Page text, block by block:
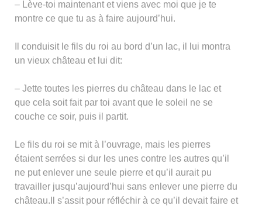
– Lève-toi maintenant et viens avec moi que je te
montre ce que tu as à faire aujourd’hui.
Il conduisit le fils du roi au bord d’un lac, il lui montra
un vieux château et lui dit:
– Jette toutes les pierres du château dans le lac et
que cela soit fait par toi avant que le soleil ne se
couche ce soir, puis il partit.
Le fils du roi se mit à l’ouvrage, mais les pierres
étaient serrées si dur les unes contre les autres qu’il
ne put enlever une seule pierre et qu’il aurait pu
travailler jusqu’aujourd’hui sans enlever une pierre du
château.Il s’assit pour réfléchir à ce qu’il devait faire et